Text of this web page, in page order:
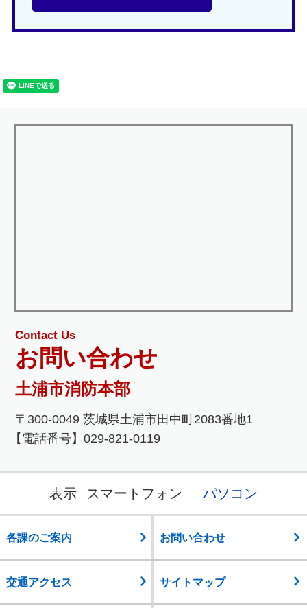
Contact Us
お問い合わせ
土浦市消防本部
〒300-0049 茨城県土浦市田中町2083番地1
【電話番号】029-821-0119
表示 スマートフォン パソコン
各課のご案内 お問い合わせ
交通アクセス サイトマップ